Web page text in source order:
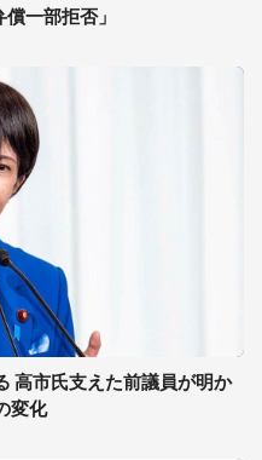
一部拒否」
高市氏支えた前議員が明か
変化